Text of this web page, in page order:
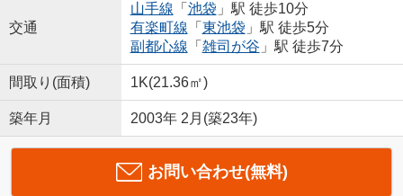
交通
山手線 「 池袋 」駅 徒歩10分
有楽町線 「 東池袋 」駅 徒歩5分
副都心線 「 雑司が谷 」駅 徒歩7分
間取り(面積) 1K(21.36㎡)
築年月 2003年 2月(築23年)
お問い合わせ(無料)